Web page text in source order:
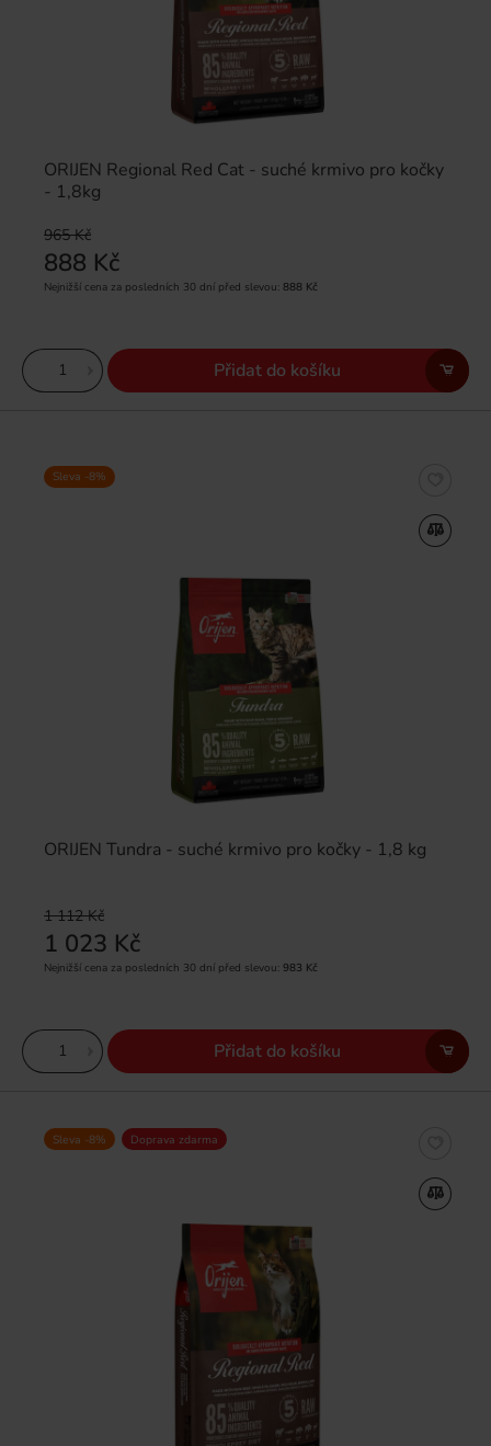
ORIJEN Regional Red Cat - suché krmivo pro kočky
- 1,8kg
965 Kč
888 Kč
Nejnižší cena za posledních 30 dní před slevou: 888 Kč
Přidat do košíku
ORIJEN Tundra - suché krmivo pro kočky - 1,8 kg
1 112 Kč
1 023 Kč
Nejnižší cena za posledních 30 dní před slevou: 983 Kč
Sleva -8%
Přidat do košíku
Sleva -8% Doprava zdarma